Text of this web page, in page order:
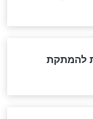
היד
התגלה